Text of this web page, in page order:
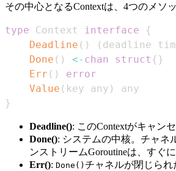
その中心となるContextは、4つのメソ
type Context interface
{
Deadline ( ) ( deadline
Done ( ) <- chan struct { }
Err ( )
error
Value ( key any )
}
Deadline(): このContextがキャン
Done(): システムの中核。チャネ
ンストリームGoroutineは、すぐ
Err(): Done() チャネルが閉じられ